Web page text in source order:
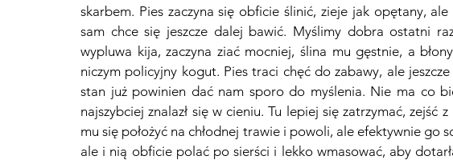
skarbem. Pies zaczyna się obficie ślinić, zieje jak opętany,
sam chce się jeszcze dalej bawić. Myślimy dobra ostatni
wypluwa kija, zaczyna ziać mocniej, ślina mu gęstnie, a
niczym policyjny kogut. Pies traci chęć do zabawy, ale
stan już powinien dać nam sporo do myślenia. Nie ma co
najszybciej znalazł się w cieniu. Tu lepiej się zatrzymać, zejść
mu się położyć na chłodnej trawie i powoli, ale efektywnie go
ale i nią obficie polać po sierści i lekko wmasować, aby